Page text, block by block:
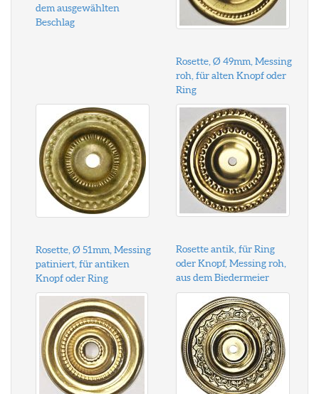
dem ausgewählten
Beschlag
Rosette, Ø 49mm, Messing
roh, für alten Knopf oder
Ring
Rosette, Ø 51mm, Messing
patiniert, für antiken
Knopf oder Ring
Rosette antik, für Ring
oder Knopf, Messing roh,
aus dem Biedermeier